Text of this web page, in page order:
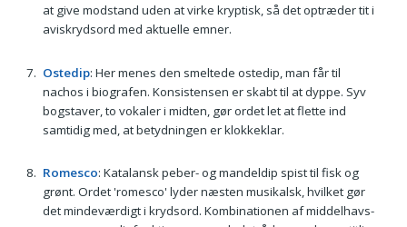
at give modstand uden at virke kryptisk, så det optræder tit i
aviskrydsord med aktuelle emner.
Ostedip: Her menes den smeltede ostedip, man får til
nachos i biografen. Konsistensen er skabt til at dyppe. Syv
bogstaver, to vokaler i midten, gør ordet let at flette ind
samtidig med, at betydningen er klokkeklar.
Romesco: Katalansk peber- og mandeldip spist til fisk og
grønt. Ordet 'romesco' lyder næsten musikalsk, hvilket gør
det mindeværdigt i krydsord. Kombinationen af middelhavs-